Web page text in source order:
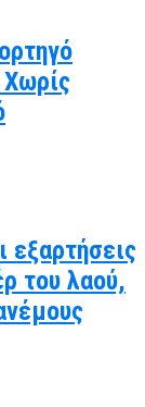
Χωρίς
εξαρτήσεις
του λαού,